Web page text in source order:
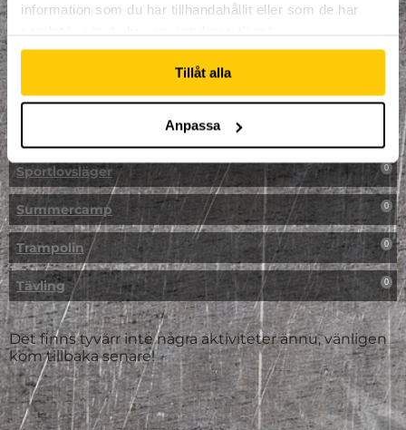
information som du har tillhandahållit eller som de har
Tillåt alla
Anpassa
Påsk på Dome
Påsklovsläger 0
Skateboard 0
Sportlovsläger 0
Summercamp 0
Trampolin 0
Tävling 0
Det finns tyvärr inte några aktiviteter ännu, vänligen
kom tillbaka senare!